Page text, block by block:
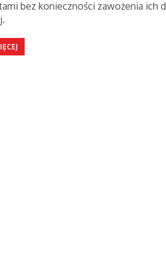
bez konieczności zawożenia ich